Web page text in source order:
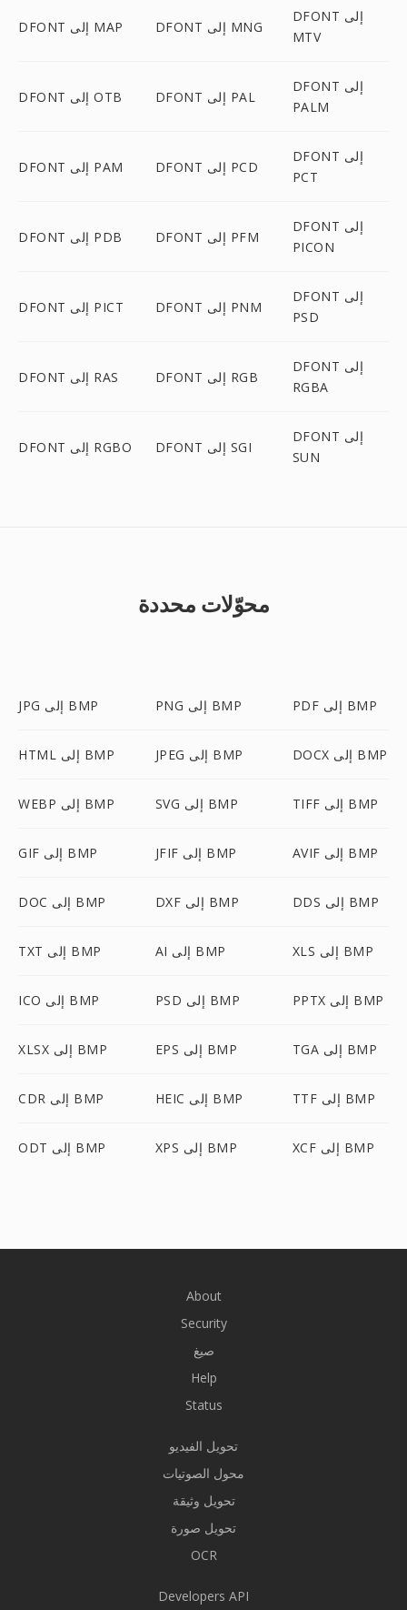
DFONT إلى MAP DFONT إلى MNG
DFONT إلى
MTV
DFONT إلى OTB DFONT إلى PAL
DFONT إلى
PALM
DFONT إلى PAM DFONT إلى PCD
DFONT إلى
PCT
DFONT إلى PDB DFONT إلى PFM
DFONT إلى
PICON
DFONT إلى PICT DFONT إلى PNM
DFONT إلى
PSD
DFONT إلى RAS DFONT إلى RGB
DFONT إلى
RGBA
DFONT إلى RGBO DFONT إلى SGI
DFONT إلى
SUN
محوّلات محددة
JPG إلى BMP PNG إلى BMP PDF إلى BMP
HTML إلى BMP JPEG إلى BMP DOCX إلى BMP
WEBP إلى BMP SVG إلى BMP TIFF إلى BMP
GIF إلى BMP JFIF إلى BMP AVIF إلى BMP
DOC إلى BMP DXF إلى BMP DDS إلى BMP
TXT إلى BMP AI إلى BMP XLS إلى BMP
ICO إلى BMP PSD إلى BMP PPTX إلى BMP
XLSX إلى BMP EPS إلى BMP TGA إلى BMP
CDR إلى BMP HEIC إلى BMP TTF إلى BMP
ODT إلى BMP XPS إلى BMP XCF إلى BMP
About
Security
صيغ
Help
Status
تحويل الفيديو
محول الصوتيات
تحويل وثيقة
تحويل صورة
OCR
Developers API